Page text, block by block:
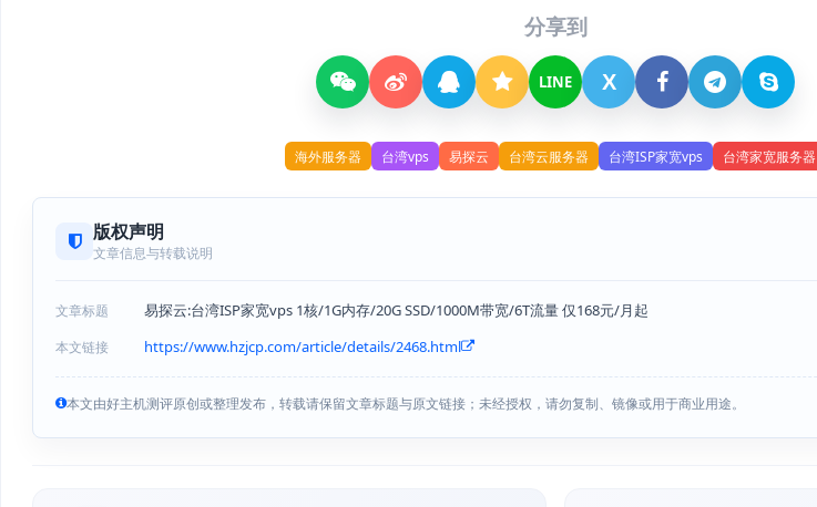
分享到
LINE X
海外服务器 台湾vps 易探云 台湾云服务器 台湾ISP家宽vps 台湾家宽服务器
版权声明
文章信息与转载说明
文章标题 易探云:台湾ISP家宽vps 1核/1G内存/20G SSD/1000M带宽/6T流量 仅168元/月起
本文链接 https://www.hzjcp.com/article/details/2468.html
本文由好主机测评原创或整理发布，转载请保留文章标题与原文链接；未经授权，请勿复制、镜像或用于商业用途。